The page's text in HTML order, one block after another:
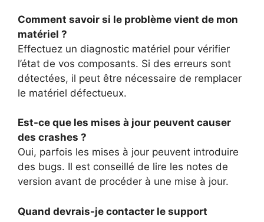
Comment savoir si le problème vient de mon
matériel ?
Effectuez un diagnostic matériel pour vérifier
l’état de vos composants. Si des erreurs sont
détectées, il peut être nécessaire de remplacer
le matériel défectueux.
Est-ce que les mises à jour peuvent causer
des crashes ?
Oui, parfois les mises à jour peuvent introduire
des bugs. Il est conseillé de lire les notes de
version avant de procéder à une mise à jour.
Quand devrais-je contacter le support